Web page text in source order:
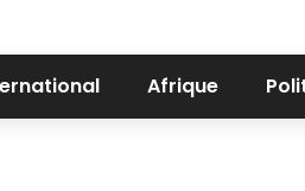
Afrique